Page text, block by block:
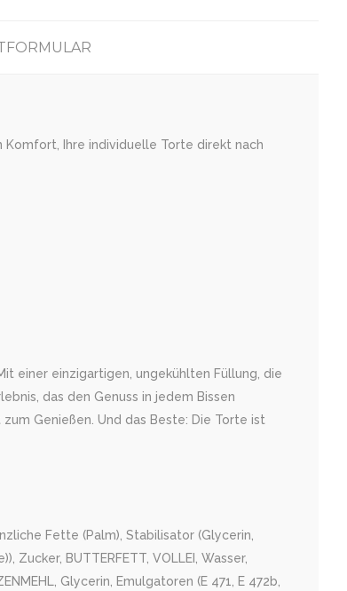
Ihre individuelle Torte direkt nach
einer einzigartigen, ungekühlten Füllung, die
das den Genuss in jedem Bissen
Genießen. Und das Beste: Die Torte ist
Fette (Palm), Stabilisator (Glycerin,
BUTTERFETT, VOLLEI, Wasser,
Glycerin, Emulgatoren (E 471, E 472b,